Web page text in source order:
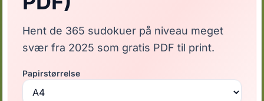
Hent de 365 sudokuer på niveau meget
svær fra 2025 som gratis PDF til print.
Papirstørrelse